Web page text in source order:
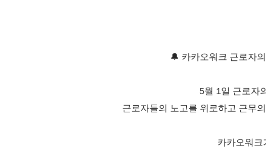
🔔 카카오워크 근로자
5월 1일 근로자
근로자들의 노고를 위로하고 근무
카카오워크